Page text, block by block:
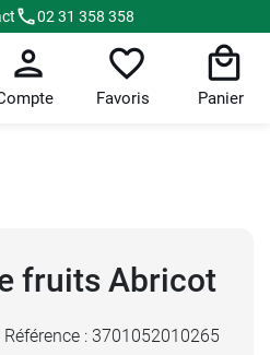
02 31 358 358
Favoris Panier
fruits Abricot
Référence : 3701052010265